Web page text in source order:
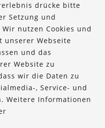
drücke bitte
Setzung und
nutzen Cookies und
unserer Webseite
und das
Website zu
wir die Daten zu
, Service- und
Weitere Informationen